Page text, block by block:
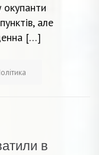
окупанти
але
[…]
в